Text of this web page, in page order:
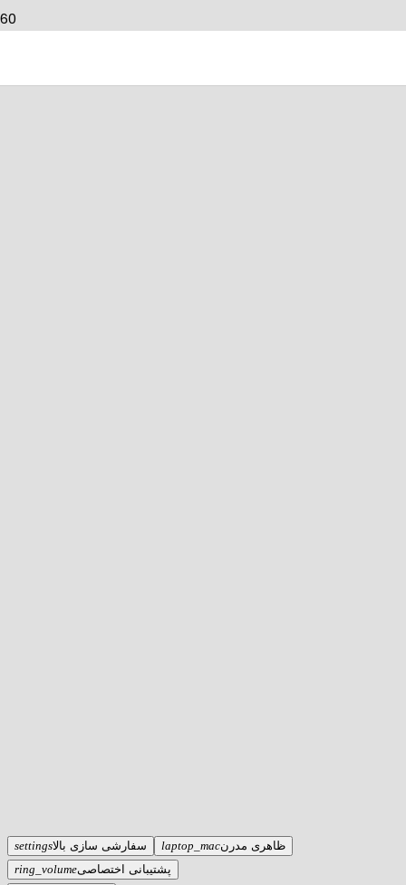
settingsسفارشی سازی بالا laptop_macظاهری مدرن
ring_volumeپشتیبانی اختصاصی